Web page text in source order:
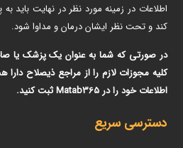
اطلاعات در زمینه مورد نظر در نهایت باید
کند و تحت نظر ایشان درمان و مداوا شود.
در صورتی که شما به عنوان یک پزشک یا
کلیه مجوزات لازم را از مراجع ذیصلاح
اطلاعات خود را در Matab365 ثبت کنید.
دسترسی سریع